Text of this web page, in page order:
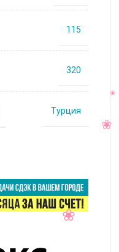
115
320
Турция